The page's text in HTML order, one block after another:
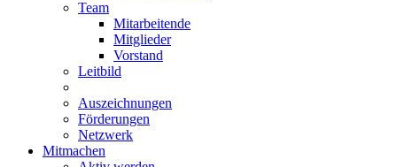
Team
Mitarbeitende
Mitglieder
Vorstand
Leitbild
Auszeichnungen
Förderungen
Netzwerk
Mitmachen